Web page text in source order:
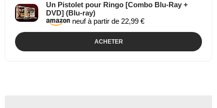
Un Pistolet pour Ringo [Combo Blu-Ray +
DVD] (Blu-ray)
neuf à partir de 22,99 €
ACHETER